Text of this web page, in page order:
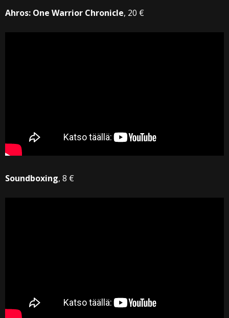
Ahros: One Warrior Chronicle, 20 €
Soundboxing, 8 €